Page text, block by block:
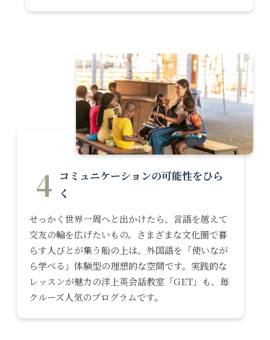
4 コミュニケーションの可能性をひら
く
せっかく世界一周へと出かけたら、言語を越えて
交友の輪を広げたいもの。さまざまな文化圏で暮
らす人びとが集う船の上は、外国語を「使いなが
ら学べる」体験型の理想的な空間です。実践的な
レッスンが魅力の洋上英会話教室「GET」も、毎
クルーズ人気のプログラムです。